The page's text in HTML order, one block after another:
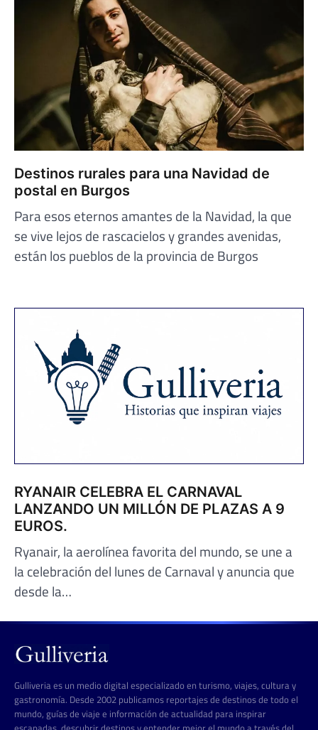
Destinos rurales para una Navidad de
postal en Burgos
Para esos eternos amantes de la Navidad, la que
se vive lejos de rascacielos y grandes avenidas,
están los pueblos de la provincia de Burgos
RYANAIR CELEBRA EL CARNAVAL
LANZANDO UN MILLÓN DE PLAZAS A 9
EUROS.
Ryanair, la aerolínea favorita del mundo, se une a
la celebración del lunes de Carnaval y anuncia que
desde la…
Gulliveria es un medio digital especializado en turismo, viajes, cultura y
gastronomía. Desde 2002 publicamos reportajes de destinos de todo el
mundo, guías de viaje e información de actualidad para inspirar